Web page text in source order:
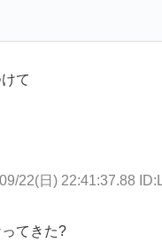
て
22(日) 22:41:37.88
てきた?